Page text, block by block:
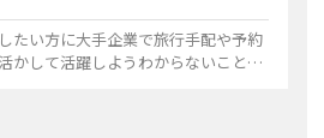
たい方に大手企業で旅行手配や予約
かして活躍しようわからないことも